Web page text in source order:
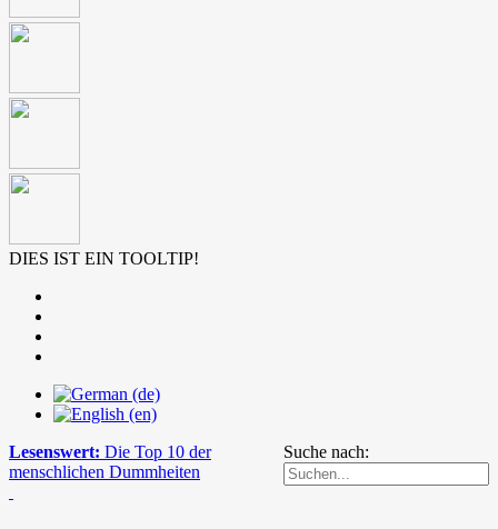
DIES IST EIN TOOLTIP!
Suche nach:
Lesenswert: Die Top 10 der
menschlichen Dummheiten